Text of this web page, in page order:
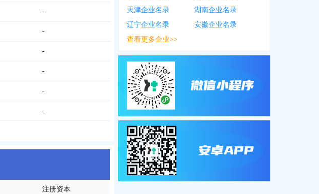
-
-
-
-
-
-
注册资本
天津企业名录
湖南企业名录
辽宁企业名录
安徽企业名录
查看更多企业>>